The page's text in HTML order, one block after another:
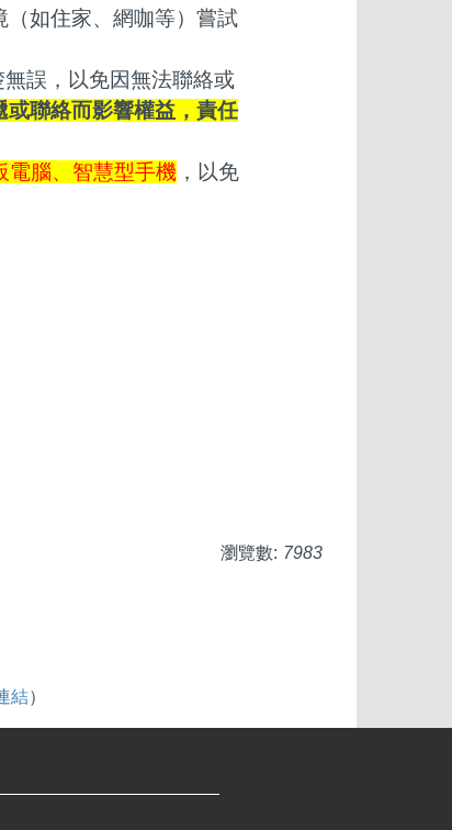
（如住家、網咖等）嘗試
誤，以免因無法聯絡或
或聯絡而影響權益，責任
電腦、智慧型手機 ，以免
瀏覽數: 7983
結）